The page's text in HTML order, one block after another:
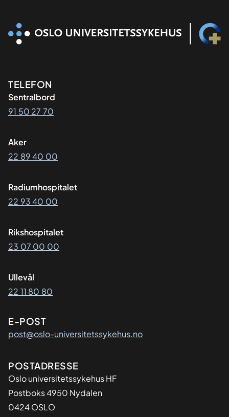
Kontaktinformasjon
TELEFON
Sentralbord
91 50 27 70
Aker
22 89 40 00
Radiumhospitalet
22 93 40 00
Rikshospitalet
23 07 00 00
Ullevål
22 11 80 80
E-POST
post@oslo-universitetssykehus.no
Adresse
POSTADRESSE
Oslo universitetssykehus HF
Postboks 4950 Nydalen
0424 OSLO